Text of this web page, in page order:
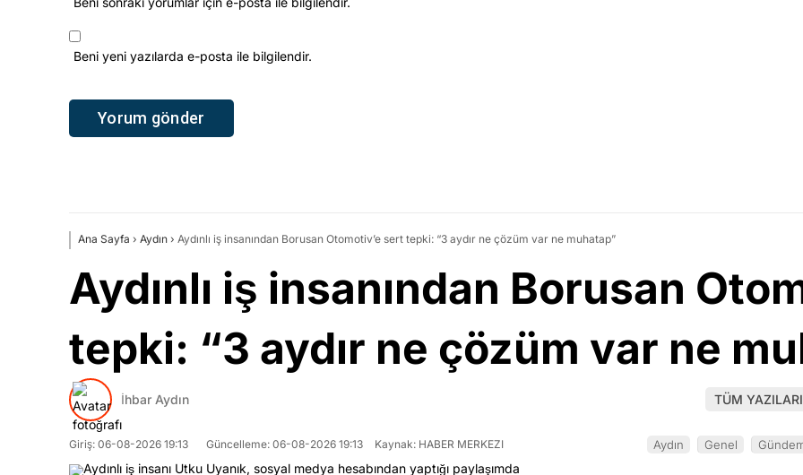
Beni yeni yazılarda e-posta ile bilgilendir.
Ana Sayfa › Aydın › Aydınlı iş insanından Borusan Otomotiv’e sert tepki: “3 aydır ne çözüm var ne muhatap”
Aydınlı iş insanından Borusan
tepki: “3 aydır ne çözüm var ne
İhbar Aydın TÜM YAZILARI
Giriş: 06-08-2026 19:13 Güncelleme: 06-08-2026 19:13 Kaynak: HABER MERKEZI Aydın Genel